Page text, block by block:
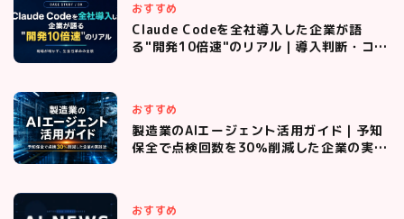
おすすめ
Claude Codeを全社導入した企業が語
る"開発10倍速"のリアル｜導入判断・コス
おすすめ
製造業のAIエージェント活用ガイド｜予知
保全で点検回数を30％削減した企業の実践
おすすめ